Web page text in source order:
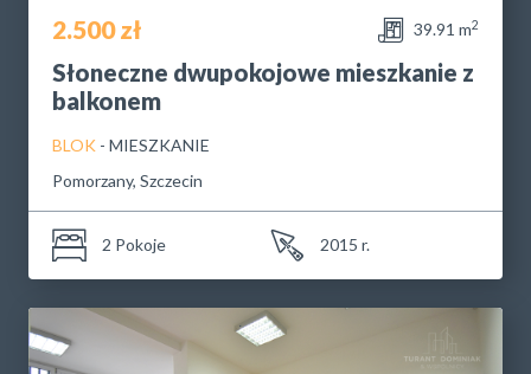
2.500 zł 39.91 m2
Słoneczne dwupokojowe mieszkanie z
balkonem
BLOK - MIESZKANIE
Pomorzany, Szczecin
2 Pokoje 2015 r.